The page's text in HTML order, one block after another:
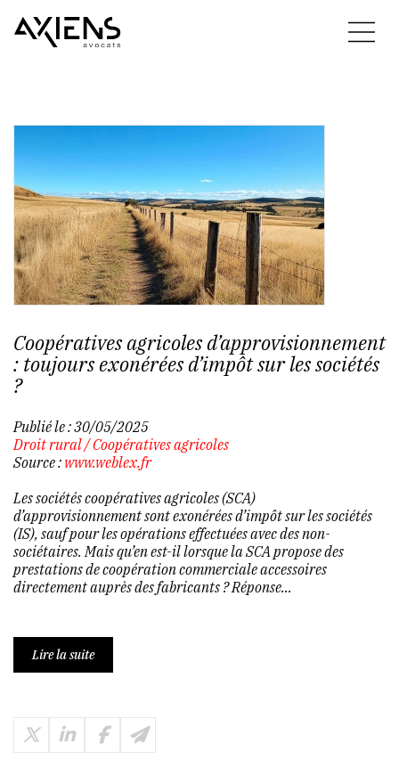
Coopératives agricoles d’approvisionnement
: toujours exonérées d’impôt sur les sociétés
?
Publié le :30/05/2025
Droit rural/Coopératives agricoles
Source : www.weblex.fr
Les sociétés coopératives agricoles (SCA)
d’approvisionnement sont exonérées d’impôt sur les sociétés
(IS), sauf pour les opérations effectuées avec des non-
sociétaires. Mais qu’en est-il lorsque la SCA propose des
prestations de coopération commerciale accessoires
directement auprès des fabricants ? Réponse…
Lire la suite